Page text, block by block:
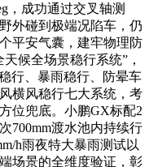
，成功通过交叉轴测
外碰到极端况陷车，仍
平安气囊，建牢物理防
候全场景稳行系统”，
行、暴雨稳行、防晕车
横风稳行七大系统，考
位兜底。小鹏GX标配2
700mm渡水池内持续行
h雨夜特大暴雨测试以
场景的全维度验证，彰